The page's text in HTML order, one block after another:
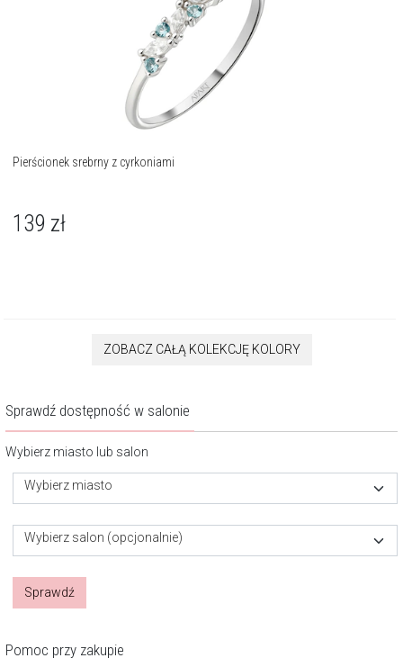
Pierścionek srebrny z cyrkoniami
139 zł
ZOBACZ CAŁĄ KOLEKCJĘ KOLORY
Sprawdź dostępność w salonie
Wybierz miasto lub salon
Wybierz miasto
Wybierz salon (opcjonalnie)
Sprawdź
Pomoc przy zakupie